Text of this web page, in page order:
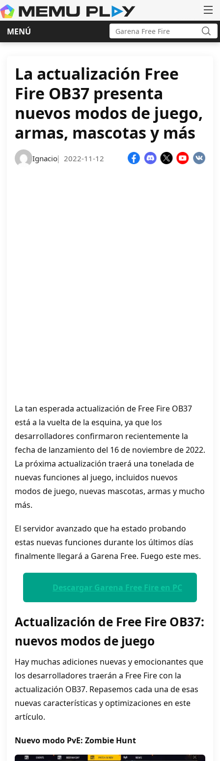
MENÚ
Ir
Buscar:
La actualización Free
Fire OB37 presenta
nuevos modos de juego,
armas, mascotas y más
Ignacio| 2022-11-12
La tan esperada actualización de Free Fire OB37
está a la vuelta de la esquina, ya que los
desarrolladores confirmaron recientemente la
fecha de lanzamiento del 16 de noviembre de 2022.
La próxima actualización traerá una tonelada de
nuevas funciones al juego, incluidos nuevos
modos de juego, nuevas mascotas, armas y mucho
más.
El servidor avanzado que ha estado probando
estas nuevas funciones durante los últimos días
finalmente llegará a Garena Free. Fuego este mes.
Descargar Garena Free Fire en PC
Actualización de Free Fire OB37:
nuevos modos de juego
Hay muchas adiciones nuevas y emocionantes que
los desarrolladores traerán a Free Fire con la
actualización OB37. Repasemos cada una de esas
nuevas características y optimizaciones en este
artículo.
Nuevo modo PvE: Zombie Hunt